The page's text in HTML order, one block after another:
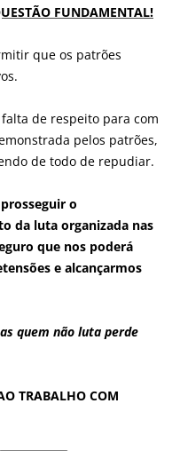
FUNDAMENTAL!
que os patrões
de respeito para com
pelos patrões,
de todo de repudiar.
o
da luta organizada nas
que nos poderá
e alcançarmos
quem não luta perde
TRABALHO COM